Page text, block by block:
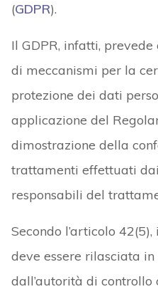
(GDPR).
Il GDPR, infatti,
di meccanismi per la
protezione dei dati
applicazione del
dimostrazione della
trattamenti effettuati
responsabili del
Secondo l’articolo
deve essere rilasciata
dall’autorità di controllo